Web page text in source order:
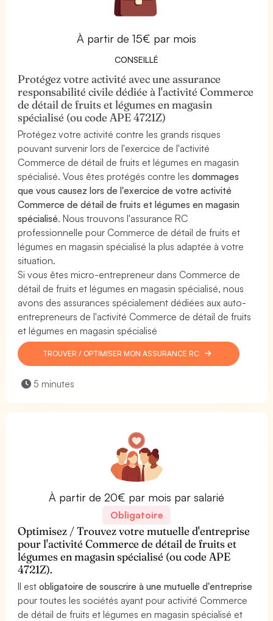
À partir de 15€ par mois
CONSEILLÉ
Protégez votre activité avec une assurance
responsabilité civile dédiée à l'activité Commerce
de détail de fruits et légumes en magasin
spécialisé (ou code APE 4721Z)
Protégez votre activité contre les grands risques
pouvant survenir lors de l'exercice de l'activité
Commerce de détail de fruits et légumes en magasin
spécialisé. Vous êtes protégés contre lesdommages
que vous causez lors de l'exercice de votre activité
Commerce de détail de fruits et légumes en magasin
spécialisé. Nous trouvons l'assurance RC
professionnelle pour Commerce de détail de fruits et
légumes en magasin spécialisé la plus adaptée à votre
situation.
Si vous êtes micro-entrepreneur dans Commerce de
détail de fruits et légumes en magasin spécialisé, nous
avons des assurances spécialement dédiées aux auto-
entrepreneurs de l'activité Commerce de détail de fruits
et légumes en magasin spécialisé
TROUVER / OPTIMISER MON ASSURANCE RC
5 minutes
À partir de 20€ par mois par salarié
Obligatoire
Optimisez / Trouvez votre mutuelle d'entreprise
pour l'activité Commerce de détail de fruits et
légumes en magasin spécialisé (ou code APE
4721Z).
Il estobligatoire de souscrire à une mutuelle d'entreprise
pour toutes les sociétés ayant pour activité Commerce
de détail de fruits et légumes en magasin spécialisé et